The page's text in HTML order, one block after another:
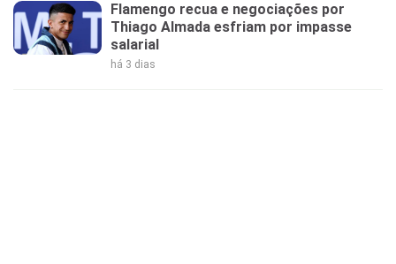
Flamengo recua e negociações por
Thiago Almada esfriam por impasse
salarial
há 3 dias